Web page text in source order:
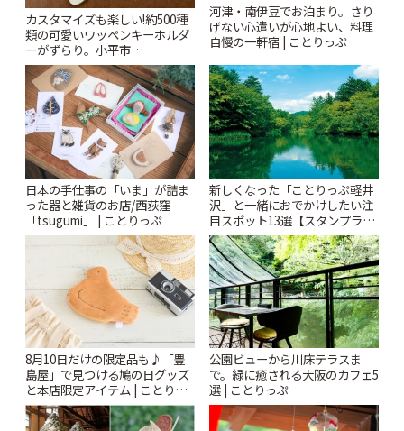
カスタマイズも楽しい!約500種
類の可愛いワッペンキーホルダ
ーがずらり。小平市
「Kimamaya T&K」 | ことりっ
ぷ
河津・南伊豆でお泊まり。さり
げない心遣いが心地よい、料理
自慢の一軒宿 | ことりっぷ
日本の手仕事の「いま」が詰ま
った器と雑貨のお店/西荻窪
「tsugumi」 | ことりっぷ
新しくなった「ことりっぷ軽井
沢」と一緒におでかけしたい注
目スポット13選【スタンプラリ
ー開催中】 | ことりっぷ
8月10日だけの限定品も♪「豊
島屋」で見つける鳩の日グッズ
と本店限定アイテム | ことりっ
ぷ
公園ビューから川床テラスま
で。緑に癒される大阪のカフェ5
選 | ことりっぷ